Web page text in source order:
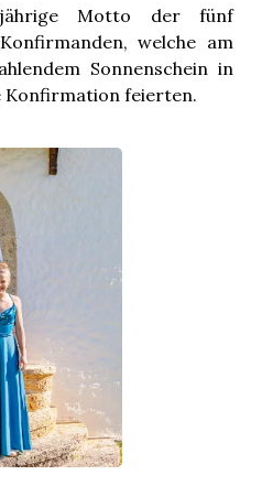
Motto der fünf
welche am
Sonnenschein in
Konfirmation feierten.